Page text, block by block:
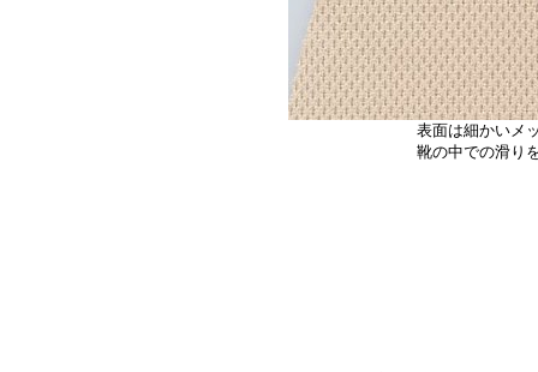
表面は細かいメ
靴の中での滑り